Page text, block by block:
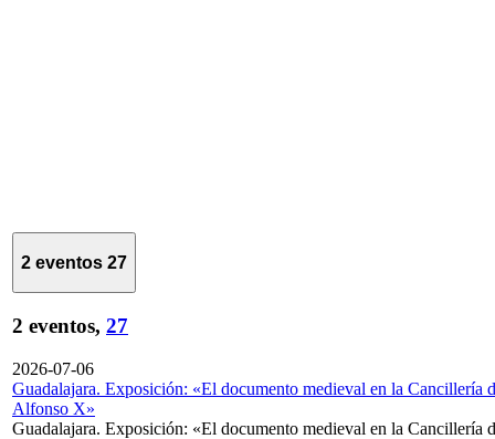
2 eventos 27
2 eventos, 27
2026-07-06
Guadalajara. Exposición: «El documento medieval en la Cancillería
Alfonso X»
Guadalajara. Exposición: «El documento medieval en la Cancillería